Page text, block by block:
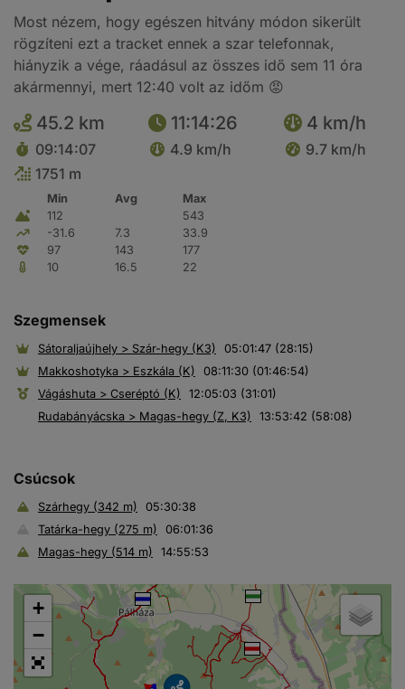
Most nézem, hogy egészen hitvány módon sikerült
rögzíteni ezt a tracket ennek a szar telefonnak,
hiányzik a vége, ráadásul az összes idő sem 11 óra
akármennyi, mert 12:40 volt az időm 😡
45.2 km 11:14:26 4 km/h
09:14:07 4.9 km/h
9.7 km/h
1751 m
Min Avg
Max
112
543
-31.6
7.3
33.9
97
143
177
10
16.5 22
Szegmensek
Sátoraljaújhely > Szár-hegy (K3)
05:01:47 (28:15)
Makkoshotyka > Eszkála (K)
08:11:30 (01:46:54)
Vágáshuta > Cseréptó (K)
12:05:03 (31:01)
Rudabányácska > Magas-hegy (Z, K3)
13:53:42 (58:08)
Csúcsok
Szárhegy (342 m)
05:30:38
Tatárka-hegy (275 m)
06:01:36
Magas-hegy (514 m)
14:55:53
+
−